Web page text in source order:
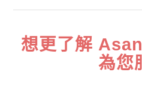
想更了解
為您